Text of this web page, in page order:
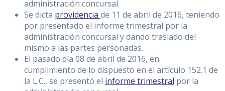
administración concursal.
Se dicta providencia de 11 de abril de 2016, teniendo
por presentado el informe trimestral por la
administración concursal y dando traslado del
mismo a las partes personadas.
El pasado día 08 de abril de 2016, en
cumplimiento de lo dispuesto en el artículo 152.1 de
la L.C., se presentó el informe trimestral por la